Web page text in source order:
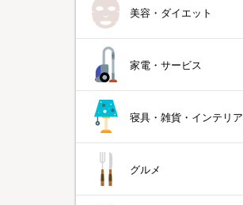
美容・ダイエット
家電・サービス
寝具・雑貨・インテリア
グルメ